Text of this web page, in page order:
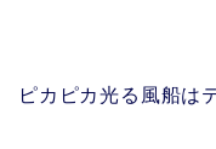
ピカピカ光る風船は